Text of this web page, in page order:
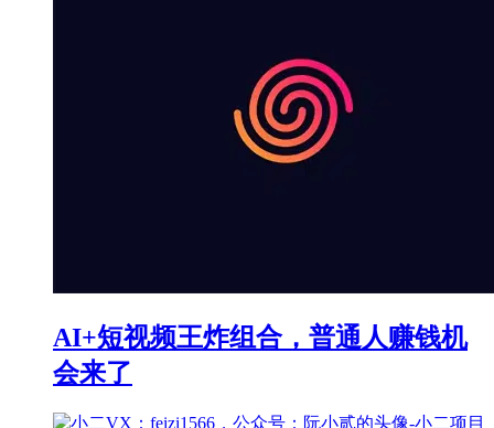
AI+短视频王炸组合，普通人赚钱机
会来了